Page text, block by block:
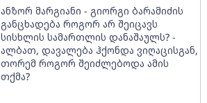
ანზორ მარგიანი - გიორგი ბარამიძის
განცხადება როგორ არ შეიცავს
სისხლის სამართლის დანაშაულს? -
ალბათ, დავალება ჰქონდა ვიღაცისგან,
თორემ როგორ შეიძლებოდა ამის
თქმა?